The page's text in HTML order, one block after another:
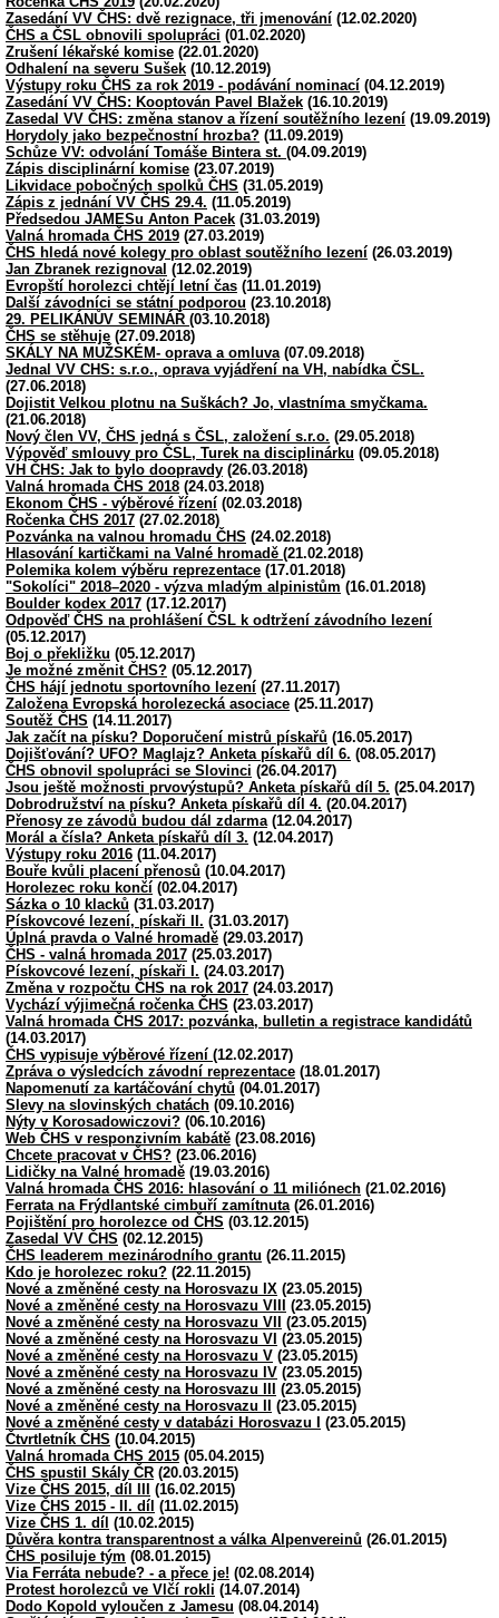
Zasedání VV ČHS: dvě rezignace, tři jmenování (12.02.2020)
ČHS a ČSL obnovili spolupráci (01.02.2020)
Zrušení lékařské komise (22.01.2020)
Odhalení na severu Sušek (10.12.2019)
Výstupy roku ČHS za rok 2019 - podávání nominací (04.12.2019)
Zasedání VV ČHS: Kooptován Pavel Blažek (16.10.2019)
Zasedal VV ČHS: změna stanov a řízení soutěžního lezení (19.09.2019)
Horydoly jako bezpečnostní hrozba? (11.09.2019)
Schůze VV: odvolání Tomáše Bintera st. (04.09.2019)
Zápis disciplinární komise (23.07.2019)
Likvidace pobočných spolků ČHS (31.05.2019)
Zápis z jednání VV ČHS 29.4. (11.05.2019)
Předsedou JAMESu Anton Pacek (31.03.2019)
Valná hromada ČHS 2019 (27.03.2019)
ČHS hledá nové kolegy pro oblast soutěžního lezení (26.03.2019)
Jan Zbranek rezignoval (12.02.2019)
Evropští horolezci chtějí letní čas (11.01.2019)
Další závodníci se státní podporou (23.10.2018)
29. PELIKÁNŮV SEMINÁŘ (03.10.2018)
ČHS se stěhuje (27.09.2018)
SKÁLY NA MUŽSKÉM- oprava a omluva (07.09.2018)
Jednal VV CHS: s.r.o., oprava vyjádření na VH, nabídka ČSL.
(27.06.2018)
Dojistit Velkou plotnu na Suškách? Jo, vlastníma smyčkama.
(21.06.2018)
Nový člen VV, ČHS jedná s ČSL, založení s.r.o. (29.05.2018)
Výpověď smlouvy pro ČSL, Turek na disciplinárku (09.05.2018)
VH ČHS: Jak to bylo doopravdy (26.03.2018)
Valná hromada ČHS 2018 (24.03.2018)
Ekonom ČHS - výběrové řízení (02.03.2018)
Ročenka ČHS 2017 (27.02.2018)
Pozvánka na valnou hromadu ČHS (24.02.2018)
Hlasování kartičkami na Valné hromadě (21.02.2018)
Polemika kolem výběru reprezentace (17.01.2018)
"Sokolíci" 2018–2020 - výzva mladým alpinistům (16.01.2018)
Boulder kodex 2017 (17.12.2017)
Odpověď ČHS na prohlášení ČSL k odtržení závodního lezení
(05.12.2017)
Boj o překližku (05.12.2017)
Je možné změnit ČHS? (05.12.2017)
ČHS hájí jednotu sportovního lezení (27.11.2017)
Založena Evropská horolezecká asociace (25.11.2017)
Soutěž ČHS (14.11.2017)
Jak začít na písku? Doporučení mistrů pískařů (16.05.2017)
Dojišťování? UFO? Maglajz? Anketa pískařů díl 6. (08.05.2017)
ČHS obnovil spolupráci se Slovinci (26.04.2017)
Jsou ještě možnosti prvovýstupů? Anketa pískařů díl 5. (25.04.2017)
Dobrodružství na písku? Anketa pískařů díl 4. (20.04.2017)
Přenosy ze závodů budou dál zdarma (12.04.2017)
Morál a čísla? Anketa pískařů díl 3. (12.04.2017)
Výstupy roku 2016 (11.04.2017)
Bouře kvůli placení přenosů (10.04.2017)
Horolezec roku končí (02.04.2017)
Sázka o 10 klacků (31.03.2017)
Pískovcové lezení, pískaři II. (31.03.2017)
Úplná pravda o Valné hromadě (29.03.2017)
ČHS - valná hromada 2017 (25.03.2017)
Pískovcové lezení, pískaři I. (24.03.2017)
Změna v rozpočtu ČHS na rok 2017 (24.03.2017)
Vychází výjimečná ročenka ČHS (23.03.2017)
Valná hromada ČHS 2017: pozvánka, bulletin a registrace kandidátů
(14.03.2017)
ČHS vypisuje výběrové řízení (12.02.2017)
Zpráva o výsledcích závodní reprezentace (18.01.2017)
Napomenutí za kartáčování chytů (04.01.2017)
Slevy na slovinských chatách (09.10.2016)
Nýty v Korosadowiczovi? (06.10.2016)
Web ČHS v responzivním kabátě (23.08.2016)
Chcete pracovat v ČHS? (23.06.2016)
Lidičky na Valné hromadě (19.03.2016)
Valná hromada ČHS 2016: hlasování o 11 miliónech (21.02.2016)
Ferrata na Frýdlantské cimbuří zamítnuta (26.01.2016)
Pojištění pro horolezce od ČHS (03.12.2015)
Zasedal VV ČHS (02.12.2015)
ČHS leaderem mezinárodního grantu (26.11.2015)
Kdo je horolezec roku? (22.11.2015)
Nové a změněné cesty na Horosvazu IX (23.05.2015)
Nové a změněné cesty na Horosvazu VIII
(23.05.2015)
Nové a změněné cesty na Horosvazu VII
(23.05.2015)
Nové a změněné cesty na Horosvazu VI (23.05.2015)
Nové a změněné cesty na Horosvazu V (23.05.2015)
Nové a změněné cesty na Horosvazu IV (23.05.2015)
Nové a změněné cesty na Horosvazu III
(23.05.2015)
Nové a změněné cesty na Horosvazu II
(23.05.2015)
Nové a změněné cesty v databázi Horosvazu I
(23.05.2015)
Čtvrtletník ČHS (10.04.2015)
Valná hromada ČHS 2015 (05.04.2015)
ČHS spustil Skály ČR (20.03.2015)
Vize ČHS 2015, díl III
(16.02.2015)
Vize ČHS 2015 - II. díl (11.02.2015)
Vize ČHS 1. díl (10.02.2015)
Důvěra kontra transparentnost a válka Alpenvereinů (26.01.2015)
ČHS posiluje tým (08.01.2015)
Via Ferráta nebude? - a přece je! (02.08.2014)
Protest horolezců ve Vlčí rokli (14.07.2014)
Dodo Kopold vyloučen z Jamesu (08.04.2014)